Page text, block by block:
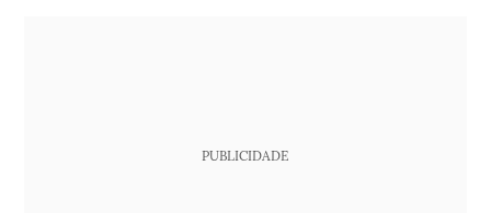
PUBLICIDADE